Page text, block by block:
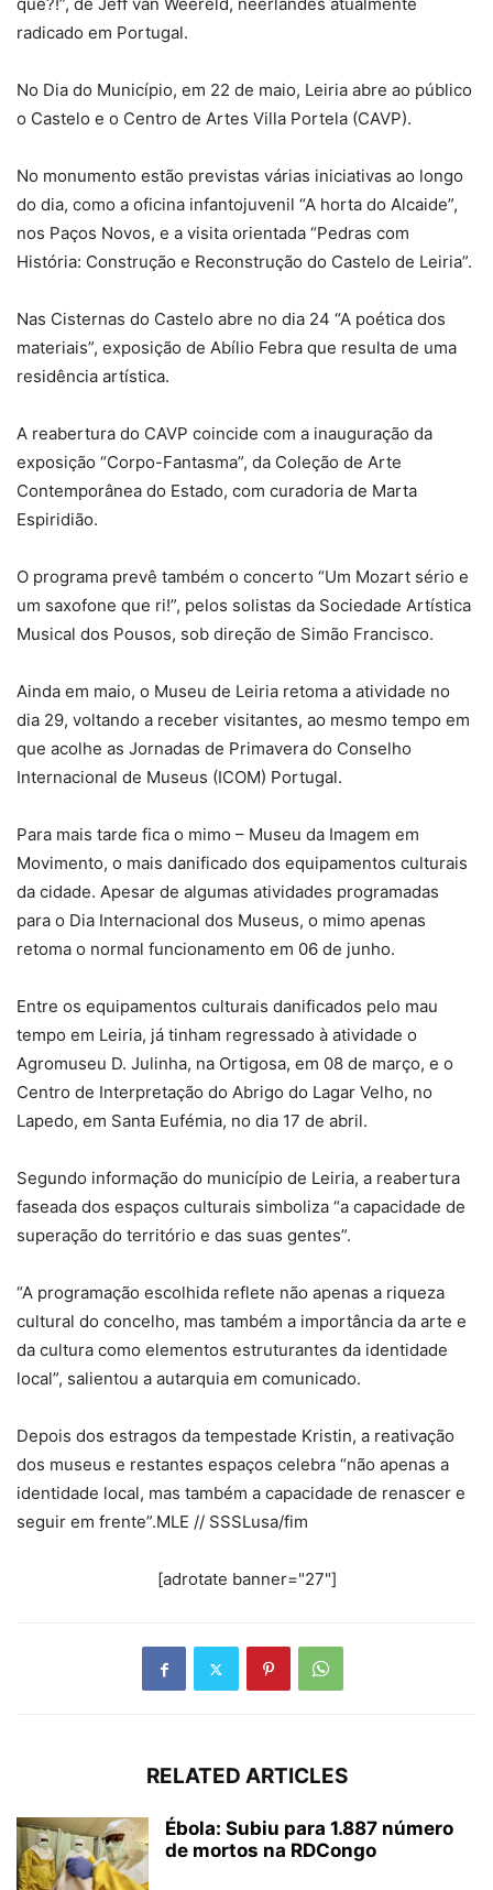
radicado em Portugal.
No Dia do Município, em 22 de maio, Leiria abre ao público
o Castelo e o Centro de Artes Villa Portela (CAVP).
No monumento estão previstas várias iniciativas ao longo
do dia, como a oficina infantojuvenil “A horta do Alcaide”,
nos Paços Novos, e a visita orientada “Pedras com
História: Construção e Reconstrução do Castelo de Leiria”.
Nas Cisternas do Castelo abre no dia 24 “A poética dos
materiais”, exposição de Abílio Febra que resulta de uma
residência artística.
A reabertura do CAVP coincide com a inauguração da
exposição “Corpo-Fantasma”, da Coleção de Arte
Contemporânea do Estado, com curadoria de Marta
Espiridião.
O programa prevê também o concerto “Um Mozart sério e
um saxofone que ri!”, pelos solistas da Sociedade Artística
Musical dos Pousos, sob direção de Simão Francisco.
Ainda em maio, o Museu de Leiria retoma a atividade no
dia 29, voltando a receber visitantes, ao mesmo tempo em
que acolhe as Jornadas de Primavera do Conselho
Internacional de Museus (ICOM) Portugal.
Para mais tarde fica o mimo – Museu da Imagem em
Movimento, o mais danificado dos equipamentos culturais
da cidade. Apesar de algumas atividades programadas
para o Dia Internacional dos Museus, o mimo apenas
retoma o normal funcionamento em 06 de junho.
Entre os equipamentos culturais danificados pelo mau
tempo em Leiria, já tinham regressado à atividade o
Agromuseu D. Julinha, na Ortigosa, em 08 de março, e o
Centro de Interpretação do Abrigo do Lagar Velho, no
Lapedo, em Santa Eufémia, no dia 17 de abril.
Segundo informação do município de Leiria, a reabertura
faseada dos espaços culturais simboliza “a capacidade de
superação do território e das suas gentes”.
“A programação escolhida reflete não apenas a riqueza
cultural do concelho, mas também a importância da arte e
da cultura como elementos estruturantes da identidade
local”, salientou a autarquia em comunicado.
Depois dos estragos da tempestade Kristin, a reativação
dos museus e restantes espaços celebra “não apenas a
identidade local, mas também a capacidade de renascer e
seguir em frente”.MLE // SSSLusa/fim
[adrotate banner="27"]
RELATED ARTICLES
Ébola: Subiu para 1.887 número
de mortos na RDCongo